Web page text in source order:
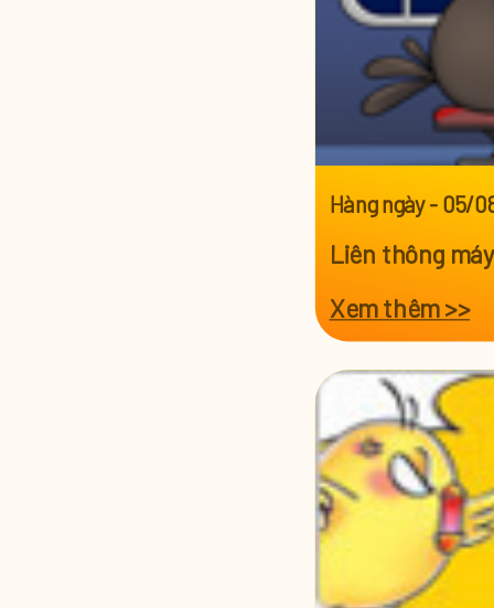
Hàng ngày- 05/
Liên thông
Xem thêm >>